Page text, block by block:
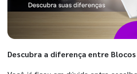
Descubra a diferença entre